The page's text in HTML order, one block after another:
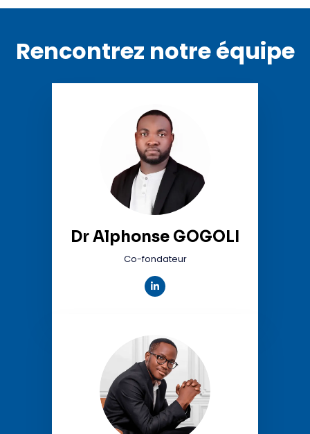
Rencontrez notre équipe
Dr Alphonse GOGOLI
Co-fondateur